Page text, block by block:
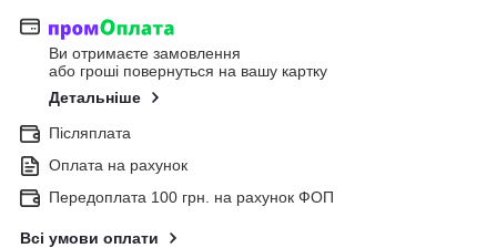
Ви отримаєте замовлення
або гроші повернуться на вашу картку
Детальніше
Післяплата
Оплата на рахунок
Передоплата 100 грн. на рахунок ФОП
Всі умови оплати